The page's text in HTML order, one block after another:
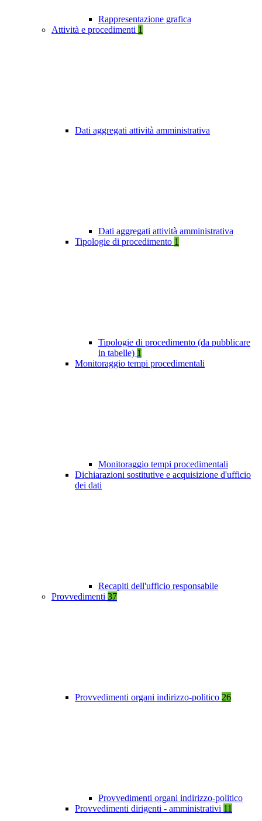
Rappresentazione grafica
Attività e procedimenti 1
Dati aggregati attività amministrativa
Dati aggregati attività amministrativa
Tipologie di procedimento 1
Tipologie di procedimento (da pubblicare
in tabelle) 1
Monitoraggio tempi procedimentali
Monitoraggio tempi procedimentali
Dichiarazioni sostitutive e acquisizione d'ufficio
dei dati
Recapiti dell'ufficio responsabile
Provvedimenti 37
Provvedimenti organi indirizzo-politico 26
Provvedimenti organi indirizzo-politico
Provvedimenti dirigenti - amministrativi 11